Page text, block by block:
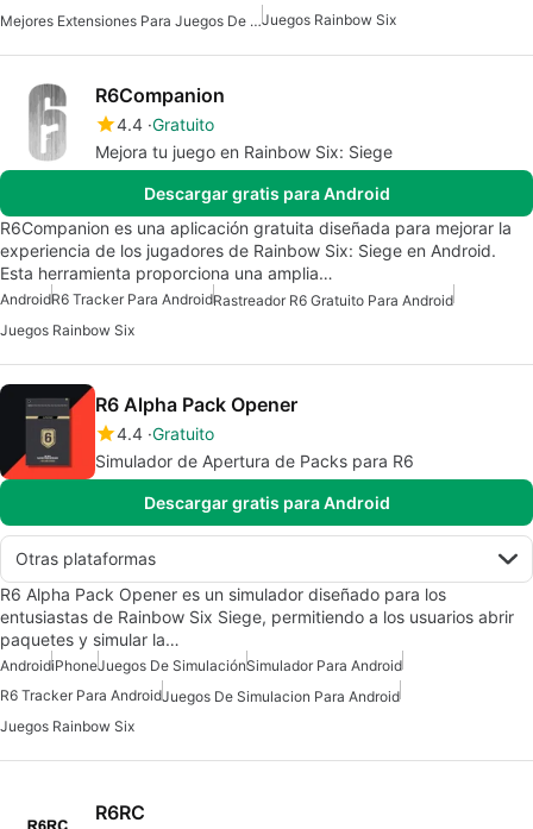
Mejores Extensiones Para Juegos De ChromeJuegos Rainbow Six
R6Companion
4.4 Gratuito
Mejora tu juego en Rainbow Six: Siege
Descargar gratis para Android
R6Companion es una aplicación gratuita diseñada para mejorar la
experiencia de los jugadores de Rainbow Six: Siege en Android.
Esta herramienta proporciona una amplia…
AndroidR6 Tracker Para AndroidRastreador R6 Gratuito Para Android
Juegos Rainbow Six
R6 Alpha Pack Opener
4.4 Gratuito
Simulador de Apertura de Packs para R6
Descargar gratis para Android
Otras plataformas
R6 Alpha Pack Opener es un simulador diseñado para los
entusiastas de Rainbow Six Siege, permitiendo a los usuarios abrir
paquetes y simular la…
AndroidiPhoneJuegos De SimulaciónSimulador Para Android
R6 Tracker Para AndroidJuegos De Simulacion Para Android
Juegos Rainbow Six
R6RC